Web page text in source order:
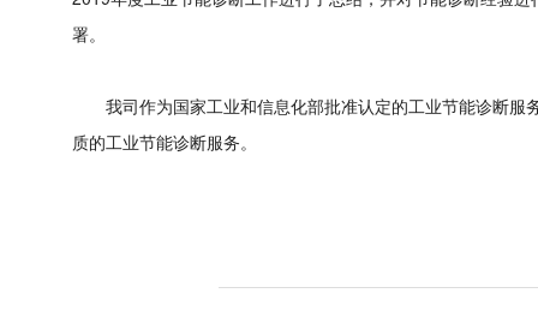
署。
我司作为国家工业和信息化部批准认定的工业节能诊断服
质的工业节能诊断服务。